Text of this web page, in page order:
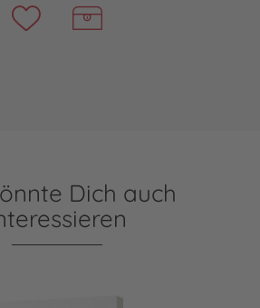
Dich auch